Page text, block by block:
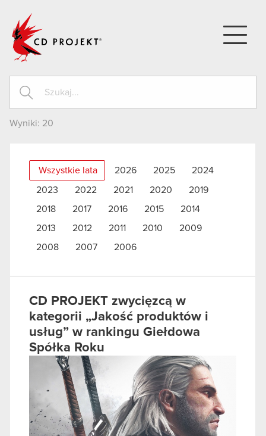
Wyniki: 20
Wszystkie lata 2026 2025 2024
2023 2022 2021 2020
2019
2018
2017 2016 2015
2014
2013
2012 2011 2010
2009
2008
2007 2006
CD PROJEKT zwycięzcą w
kategorii „Jakość produktów i
usług” w rankingu Giełdowa
Spółka Roku